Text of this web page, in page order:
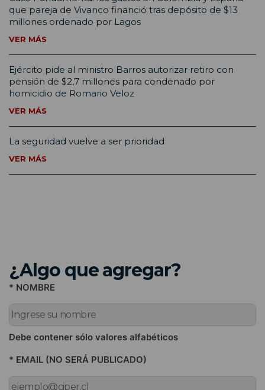
que pareja de Vivanco financió tras depósito de $13
millones ordenado por Lagos
VER MÁS
Ejército pide al ministro Barros autorizar retiro con
pensión de $2,7 millones para condenado por
homicidio de Romario Veloz
VER MÁS
La seguridad vuelve a ser prioridad
VER MÁS
¿Algo que agregar?
* NOMBRE
Debe contener sólo valores alfabéticos
* EMAIL (NO SERÁ PUBLICADO)